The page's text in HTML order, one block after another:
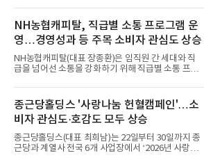
넘
혔다.‘동대문식 닭한마리 칼국수’는 예상을 뛰어넘는
소비자 호응에 힘입어 지난 7월 13일 첫 선을 보인 지
단 18일 만에 누적 판매량 50만 개를 돌파하는 성과를
거두었다.이번 신제품은 개발진이 전국의 닭한마리
전문점을 직접 찾아 다니며 최적의 육수 비율을 완성
했다. 자극적이지 않으면서도 깊은 닭육수에 마늘의
개운한 풍미를 더했으며, 국물이 잘 배어들면서도 쫄
서도
NH농협캐피탈, 직급별 소통 프로그램 운
영…경영성과 등 주목 소비자 관심도 상승
NH농협캐피탈(대표 장종환)은 임직원 간 세대와 직
급을 넘어선 소통을 강화하기 위해 직급별 소통 프로
부터 30일까지 서울 원센티널 NH농협캐피탈타워 22
층에서 운영했다고 31일 밝혔다.이번 프로그램은 경
영지원부 홍보팀과 2026년 새로이(e)＊가 공동 주관
했으며, ▲팀장·부장(7.27), ▲계장·주임(7.28), ▲과
장·차장(7.29), ▲대리(7.30) 등 직급별로 총 4회에 걸
쳐 진행됐다.참고로 새로이(e)는 NH농협캐피탈 MZ
세대들로(과장~계장) 구성된 자율 참여조직으로, 조
종근당홀딩스 '사랑나눔 헌혈캠페인'…소
비자 관심도·호감도 모두 상승
종근당홀딩스(대표 최희남)는 22일부터 30일까지 종
근당과 계열사 전국 6개 사업장에서 ‘2026년 사랑나